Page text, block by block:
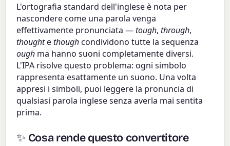
L'ortografia standard dell'inglese è nota per
nascondere come una parola venga
effettivamente pronunciata —tough,through,
thoughtethoughcondividono tutte la sequenza
ough ma hanno suoni completamente diversi.
L'IPA risolve questo problema: ogni simbolo
rappresenta esattamente un suono. Una volta
appresi i simboli, puoi leggere la pronuncia di
qualsiasi parola inglese senza averla mai sentita
prima.
✨ Cosa rende questo convertitore